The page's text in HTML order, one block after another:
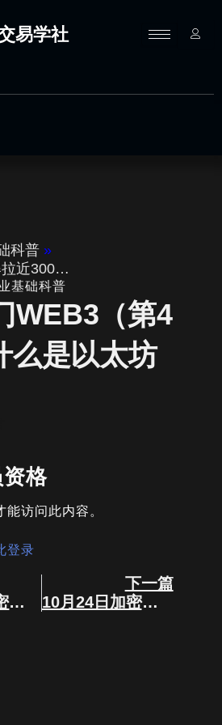
易学社
科普 »
拉近300…
基础科普
WEB3（第4
么是以太坊
格
访问此内容。
登录
10月21日加密大事件
下一篇
10月24日加密大事件